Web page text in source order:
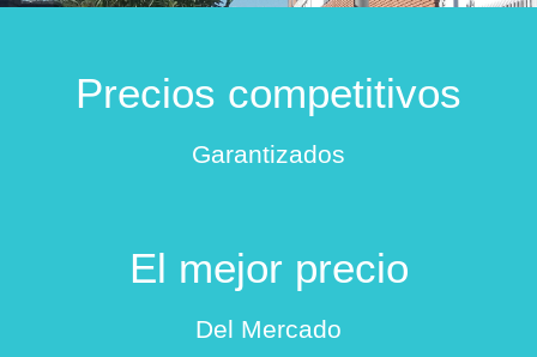
Precios competitivos
Garantizados
El mejor precio
Del Mercado